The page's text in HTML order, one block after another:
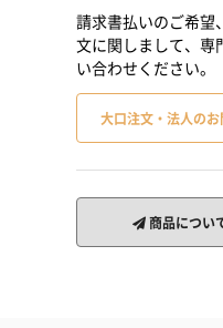
請求書払いのご希望
文に関しまして、専
い合わせください。
大口注文・法人の
商品につい